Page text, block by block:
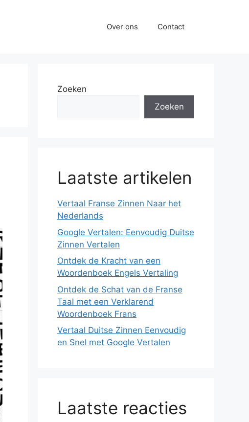
Over ons Contact
Zoeken
Zoeken
Laatste artikelen
Vertaal Franse Zinnen Naar het
Nederlands
Google Vertalen: Eenvoudig Duitse
Zinnen Vertalen
Ontdek de Kracht van een
Woordenboek Engels Vertaling
Ontdek de Schat van de Franse
Taal met een Verklarend
Woordenboek Frans
Vertaal Duitse Zinnen Eenvoudig
en Snel met Google Vertalen
Laatste reacties